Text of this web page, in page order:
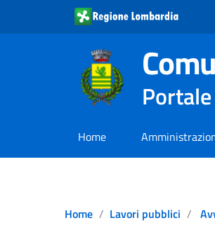
Home
Home Lavori pubblici